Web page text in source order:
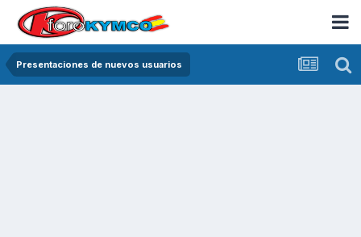
Presentaciones de nuevos usuarios